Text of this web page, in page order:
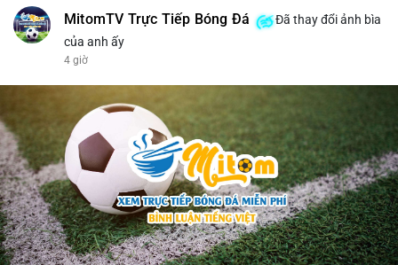
MitomTV Trực Tiếp Bóng Đá
Đã thay đổi ảnh bìa
của anh ấy
4 giờ